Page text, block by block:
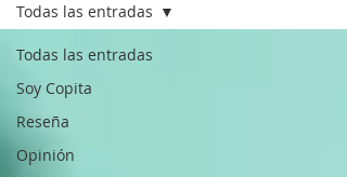
Todas las entradas
Soy Copita
Reseña
Opinión
Todas las entradas